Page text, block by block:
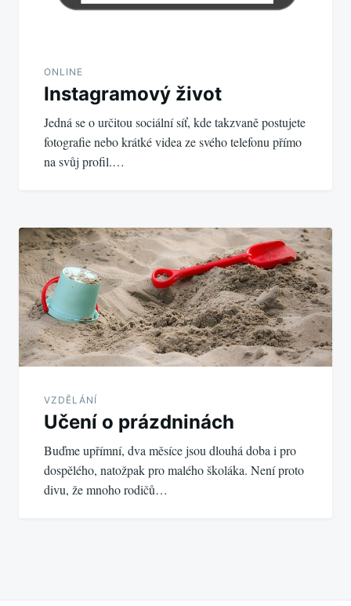
ONLINE
Instagramový život
Jedná se o určitou sociální síť, kde takzvaně postujete
fotografie nebo krátké videa ze svého telefonu přímo
na svůj profil.…
VZDĚLÁNÍ
Učení o prázdninách
Buďme upřímní, dva měsíce jsou dlouhá doba i pro
dospělého, natožpak pro malého školáka. Není proto
divu, že mnoho rodičů…